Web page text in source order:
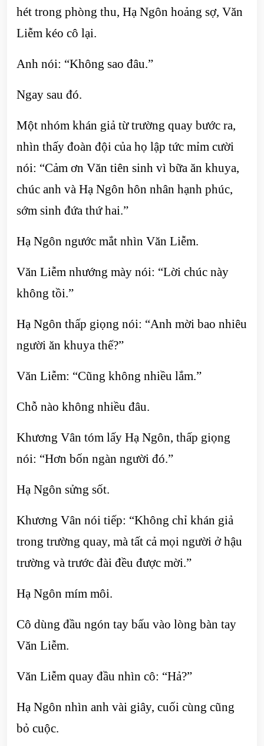
hét trong phòng thu, Hạ Ngôn hoảng sợ, Văn
Liễm kéo cô lại.
Anh nói: “Không sao đâu.”
Ngay sau đó.
Một nhóm khán giả từ trường quay bước ra,
nhìn thấy đoàn đội của họ lập tức mỉm cười
nói: “Cảm ơn Văn tiên sinh vì bữa ăn khuya,
chúc anh và Hạ Ngôn hôn nhân hạnh phúc,
sớm sinh đứa thứ hai.”
Hạ Ngôn ngước mắt nhìn Văn Liễm.
Văn Liễm nhướng mày nói: “Lời chúc này
không tồi.”
Hạ Ngôn thấp giọng nói: “Anh mời bao nhiêu
người ăn khuya thế?”
Văn Liễm: “Cũng không nhiều lắm.”
Chỗ nào không nhiều đâu.
Khương Vân tóm lấy Hạ Ngôn, thấp giọng
nói: “Hơn bốn ngàn người đó.”
Hạ Ngôn sửng sốt.
Khương Vân nói tiếp: “Không chỉ khán giả
trong trường quay, mà tất cả mọi người ở hậu
trường và trước đài đều được mời.”
Hạ Ngôn mím môi.
Cô dùng đầu ngón tay bấu vào lòng bàn tay
Văn Liễm.
Văn Liễm quay đầu nhìn cô: “Hả?”
Hạ Ngôn nhìn anh vài giây, cuối cùng cũng
bỏ cuộc.